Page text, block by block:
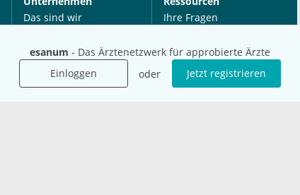
esanum - Das Ärztenetzwerk für approbierte Ärzte
Einloggen
oder Jetzt registrieren
Das sind wir
Für Agenturen
Mediadaten
Presse
Ihre Fragen